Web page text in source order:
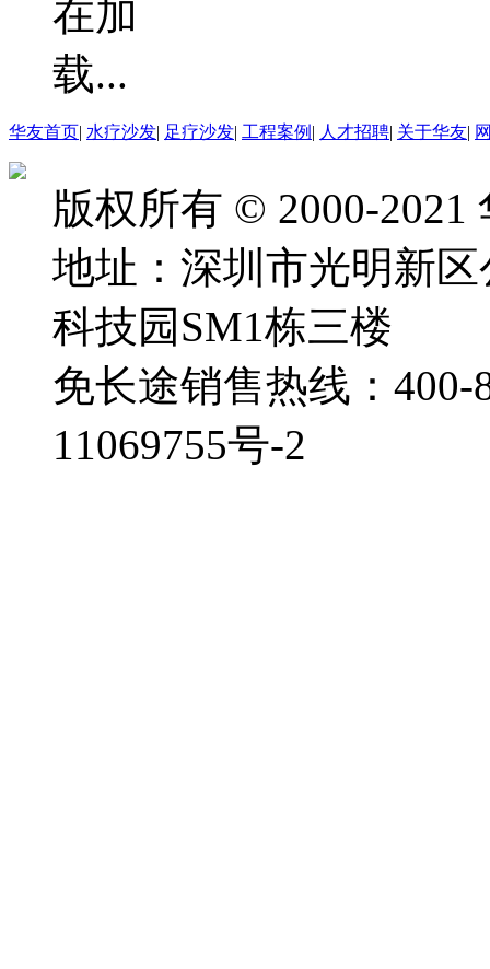
华友首页| 水疗沙发| 足疗沙发| 工程案例 | 人才招聘| 关于华友|
版权所有 © 2000-
地址：深圳市光明新
科技园SM1栋三楼
免长途销售热线：400-
11069755号-2